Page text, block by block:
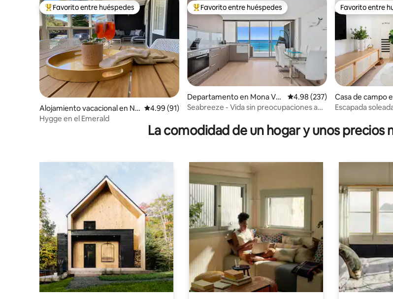
De los mejores en Favorito entre huéspedes
Favorito entre huéspedes
Alojamiento vacacional en Na
rrabeen
Calificación promedio: 4.99 de 5; 91 evaluaciones
4.99 (91)
Hygge en el Emerald
De los mejores en Favorito entre huéspedes
Favorito entre huéspedes
Departamento en Mona Val
e
Calificación promedio: 4.98 de
4.98 (237)
Seabreeze - Vida sin preocupaciones a
Favorito entre
Favorito entre
Casa de campo
Escapada
La comodidad de un hogar y unos precios